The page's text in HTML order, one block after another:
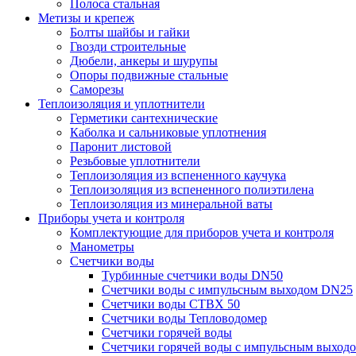
Полоса стальная
Метизы и крепеж
Болты шайбы и гайки
Гвозди строительные
Дюбели, анкеры и шурупы
Опоры подвижные стальные
Саморезы
Теплоизоляция и уплотнители
Герметики сантехнические
Каболка и сальниковые уплотнения
Паронит листовой
Резьбовые уплотнители
Теплоизоляция из вспененного каучука
Теплоизоляция из вспененного полиэтилена
Теплоизоляция из минеральной ваты
Приборы учета и контроля
Комплектующие для приборов учета и контроля
Манометры
Счетчики воды
Турбинные счетчики воды DN50
Счетчики воды с импульсным выходом DN25
Счетчики воды СТВХ 50
Счетчики воды Тепловодомер
Счетчики горячей воды
Счетчики горячей воды с импульсным